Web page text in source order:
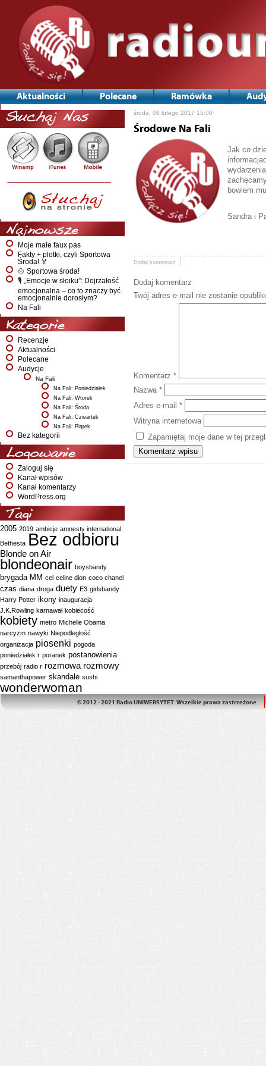
Aktualności Polecane Ramówka
Słuchaj Nas
Najnowsze
Moje małe faux pas
Fakty + plotki, czyli Sportowa
Środa! 🏅
🥎 Sportowa środa!
🎙️ „Emocje w słoiku”: Dojrzałość
emocjonalna – co to znaczy być
emocjonalnie dorosłym?
Na Fali
Kategorie
Recenzje
Aktualności
Polecane
Audycje
Na Fali
Na Fali: Poniedziałek
Na Fali: Wtorek
Na Fali: Środa
Na Fali: Czwartek
Na Fali: Piątek
Bez kategorii
Logowanie
Zaloguj się
Kanał wpisów
Kanał komentarzy
WordPress.org
Tagi
2005 2019 ambicje amnesty international
Bethesta Bez odbioru
Blonde on Air
blondeonair boysbandy
brygada MM cel celine dion coco chanel
czas diana droga duety E3 girlsbandy
Harry Potter ikony inauguracja
J.K.Rowling karnawał kobiecość
kobiety metro Michelle Obama
narcyzm nawyki Niepodległość
organizacja piosenki pogoda
poniedziałek r poranek postanowienia
przebój radio r rozmowa rozmowy
samanthapower skandale sushi
wonderwoman
środa, 08 lutego 2017 15:00
Środowe Na Fali
Jak co
bowiem
Sandra i
Dodaj komentarz
Dodaj komentarz
Twój adres e-mail nie zostanie
Komentarz *
Nazwa *
Adres e-mail *
Witryna internetowa
Zapamiętaj moje dane w tej
© 2012 - 2021 Radio UNIWERSYTET. Wszelkie prawa zastrzeżone.